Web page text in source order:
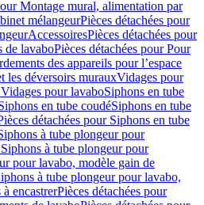
Montage mural, alimentation par
mélangeurPièces détachées pour
AccessoiresPièces détachées pour
de lavaboPièces détachées pour Pour
des appareils pour l’espace
les déversoirs murauxVidages pour
pour lavaboSiphons en tube
en tube coudéSiphons en tube
détachées pour Siphons en tube
à tube plongeur pour
à tube plongeur pour
pour lavabo, modèle gain de
à tube plongeur pour lavabo,
à encastrerPièces détachées pour